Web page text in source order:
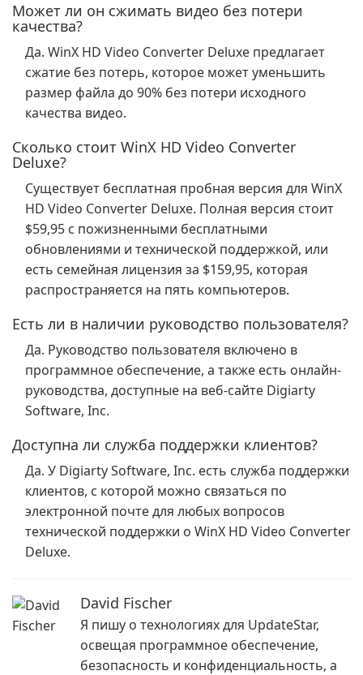
Может ли он сжимать видео без потери
качества?
Да. WinX HD Video Converter Deluxe предлагает
сжатие без потерь, которое может уменьшить
размер файла до 90% без потери исходного
качества видео.
Сколько стоит WinX HD Video Converter
Deluxe?
Существует бесплатная пробная версия для WinX
HD Video Converter Deluxe. Полная версия стоит
$59,95 с пожизненными бесплатными
обновлениями и технической поддержкой, или
есть семейная лицензия за $159,95, которая
распространяется на пять компьютеров.
Есть ли в наличии руководство пользователя?
Да. Руководство пользователя включено в
программное обеспечение, а также есть онлайн-
руководства, доступные на веб-сайте Digiarty
Software, Inc.
Доступна ли служба поддержки клиентов?
Да. У Digiarty Software, Inc. есть служба поддержки
клиентов, с которой можно связаться по
электронной почте для любых вопросов
технической поддержки о WinX HD Video Converter
Deluxe.
David Fischer
Я пишу о технологиях для UpdateStar,
освещая программное обеспечение,
безопасность и конфиденциальность, а